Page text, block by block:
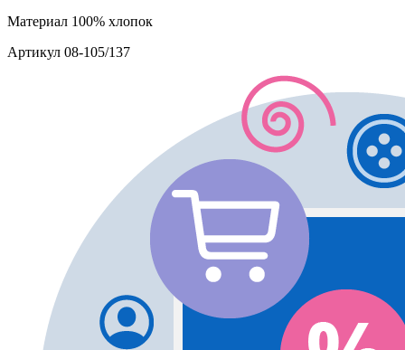
Материал 100% хлопок
Артикул 08-105/137